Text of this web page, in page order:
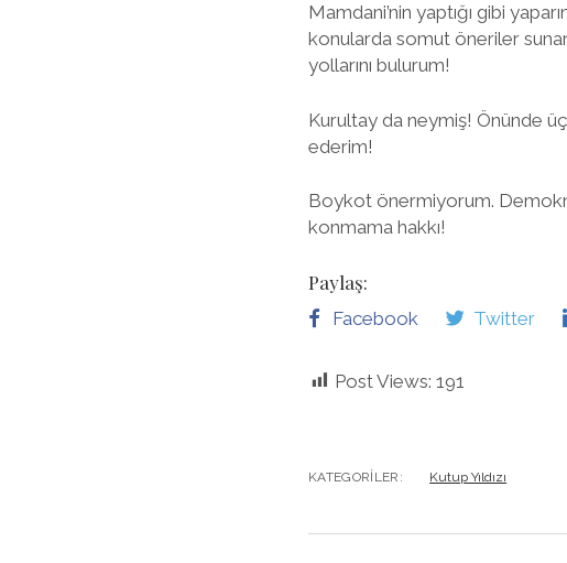
Mamdani’nin yaptığı gibi
konularda somut öneriler
yollarını bulurum!
Kurultay da neymiş! Önünde
ederim!
Boykot önermiyorum.
konmama hakkı!
Paylaş:
Facebook Twitter
Post Views: 191
KATEGORILER: Kutup Yıldızı